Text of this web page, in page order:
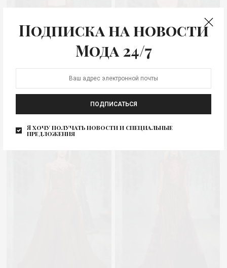
Подписка на новости
Мода 24/7
ПОДПИСАТЬСЯ
Я хочу получать новости и специальные
предложения